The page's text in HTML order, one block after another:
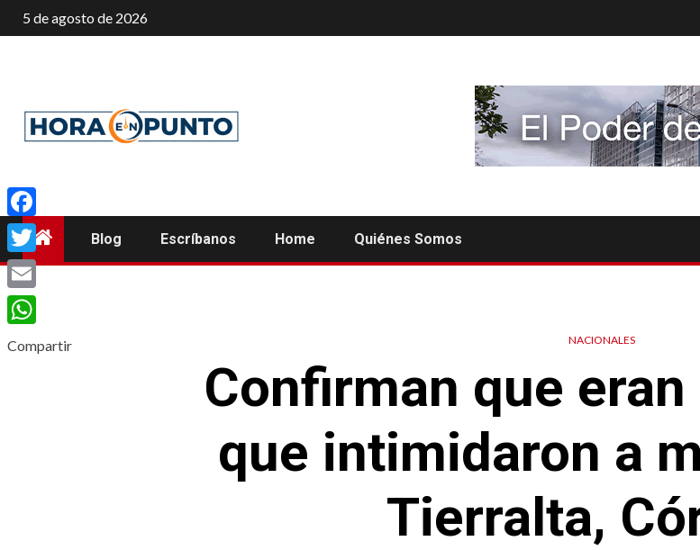
Saltar
al
5 de agosto de 2026
Blog Escríbanos Home Quiénes Somos
NACIONALES
Confirman que
que intimidaron a
Tierralta,
Facebook
Twitter
Email
WhatsApp
Compartir